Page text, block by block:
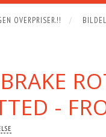
OVERPRISER.!!
-